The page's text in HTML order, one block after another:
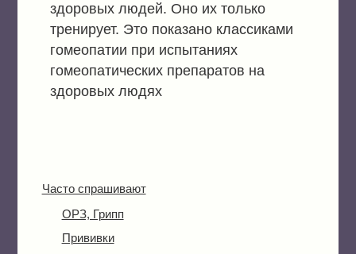
здоровых людей. Оно их только
тренирует. Это показано классиками
гомеопатии при испытаниях
гомеопатических препаратов на
здоровых людях
Часто спрашивают
ОРЗ, Грипп
Прививки